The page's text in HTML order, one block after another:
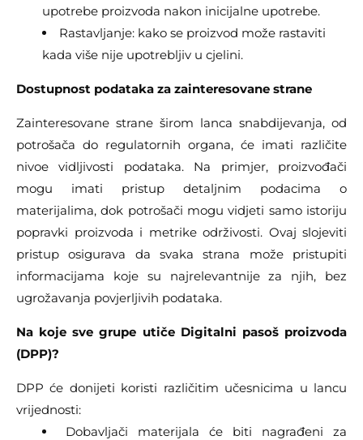
upotrebe proizvoda nakon inicijalne upotrebe.
Rastavljanje: kako se proizvod može rastaviti
kada više nije upotrebljiv u cjelini.
Dostupnost podataka za zainteresovane strane
Zainteresovane strane širom lanca snabdijevanja, od
potrošača do regulatornih organa, će imati različite
nivoe vidljivosti podataka. Na primjer, proizvođači
mogu imati pristup detaljnim podacima o
materijalima, dok potrošači mogu vidjeti samo istoriju
popravki proizvoda i metrike održivosti. Ovaj slojeviti
pristup osigurava da svaka strana može pristupiti
informacijama koje su najrelevantnije za njih, bez
ugrožavanja povjerljivih podataka.
Na koje sve grupe utiče Digitalni pasoš proizvoda
(DPP)?
DPP će donijeti koristi različitim učesnicima u lancu
vrijednosti:
Dobavljači materijala će biti nagrađeni za